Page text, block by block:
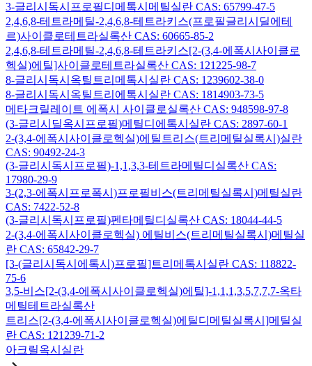
3-글리시독시프로필디메톡시메틸실란 CAS: 65799-47-5
2,4,6,8-테트라메틸-2,4,6,8-테트라키스(프로필글리시딜에테
르)사이클로테트라실록산 CAS: 60665-85-2
2,4,6,8-테트라메틸-2,4,6,8-테트라키스[2-(3,4-에폭시사이클로
헥실)에틸]사이클로테트라실록산 CAS: 121225-98-7
8-글리시독시옥틸트리메톡시실란 CAS: 1239602-38-0
8-글리시독시옥틸트리에톡시실란 CAS: 1814903-73-5
메타크릴레이트 에폭시 사이클로실록산 CAS: 948598-97-8
(3-글리시딜옥시프로필)메틸디에톡시실란 CAS: 2897-60-1
2-(3,4-에폭시사이클로헥실)에틸트리스(트리메틸실록시)실란
CAS: 90492-24-3
(3-글리시독시프로필)-1,1,3,3-테트라메틸디실록산 CAS:
17980-29-9
3-(2,3-에폭시프로폭시)프로필비스(트리메틸실록시)메틸실란
CAS: 7422-52-8
(3-글리시독시프로필)펜타메틸디실록산 CAS: 18044-44-5
2-(3,4-에폭시사이클로헥실) 에틸비스(트리메틸실록시)메틸실
란 CAS: 65842-29-7
[3-(글리시독시에톡시)프로필]트리메톡시실란 CAS: 118822-
75-6
3,5-비스[2-(3,4-에폭시사이클로헥실)에틸]-1,1,1,3,5,7,7,7-옥타
메틸테트라실록산
트리스[2-(3,4-에폭시사이클로헥실)에틸디메틸실록시]메틸실
란 CAS: 121239-71-2
아크릴옥시실란